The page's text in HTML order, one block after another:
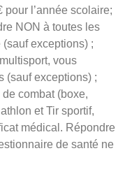
pour l’année scolaire;
NON à toutes les
exceptions) ;
vous
(sauf exceptions) ;
combat (boxe,
et Tir sportif,
médical. Répondre
de santé ne